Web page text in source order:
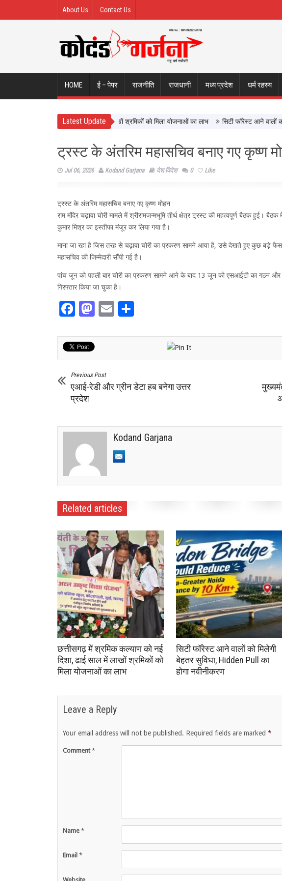
About Us Contact Us
HOME ई – पेपर राजनीति राजधानी मध्य प्रदेश धर्म रहस्य
Latest Update
कल्याण को नई दिशा, ढाई साल में लाखों श्रमिकों को मिला योजनाओं का लाभ सिटी फॉरेस्ट आने वालों को
ट्रस्ट के अंतरिम महासचिव बनाए गए कृष्ण
Jul 06, 2026 Kodand Garjana देश विदेश 0 Like
ट्रस्ट के अंतरिम महासचिव बनाए गए कृष्ण मोहन
राम मंदिर चढ़ावा चोरी मामले में श्रीरामजन्मभूमि तीर्थ क्षेत्र ट्रस्ट की महत्वपूर्ण बैठक हुई।
कुमार मिश्र का इस्तीफा मंजूर कर लिया गया है।
माना जा रहा है जिस तरह से चढ़ावा चोरी का प्रकरण सामने आया है, उसे देखते हुए कुछ बड़े
महासचिव की जिम्मेदारी सौंपी गई है।
पांच जून को पहली बार चोरी का प्रकरण सामने आने के बाद 13 जून को एसआईटी का गठन
गिरफ्तार किया जा चुका है।
Facebook
Mastodon
Email
Previous Post
एआई-रेडी और ग्रीन डेटा हब बनेगा उत्तर
प्रदेश
Kodand Garjana
Related articles
छत्तीसगढ़ में श्रमिक कल्याण को नई
दिशा, ढाई साल में लाखों श्रमिकों को
मिला योजनाओं का लाभ
सिटी फॉरेस्ट आने वालों को मिलेगी
बेहतर सुविधा, Hidden Pull का
होगा नवीनीकरण
Leave a Reply
Your email address will not be published. Required fields are marked *
Comment*
Name *
Email *